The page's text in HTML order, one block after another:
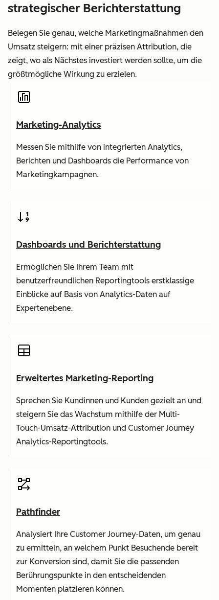
strategischer Berichterstattung
Belegen Sie genau, welche Marketingmaßnahmen den
Umsatz steigern: mit einer präzisen Attribution, die
zeigt, wo als Nächstes investiert werden sollte, um die
größtmögliche Wirkung zu erzielen.
Marketing-Analytics
Messen Sie mithilfe von integrierten Analytics,
Berichten und Dashboards die Performance von
Marketingkampagnen.
Dashboards und Berichterstattung
Ermöglichen Sie Ihrem Team mit
benutzerfreundlichen Reportingtools erstklassige
Einblicke auf Basis von Analytics-Daten auf
Expertenebene.
Erweitertes Marketing-Reporting
Sprechen Sie Kundinnen und Kunden gezielt an und
steigern Sie das Wachstum mithilfe der Multi-
Touch-Umsatz-Attribution und Customer Journey
Analytics-Reportingtools.
Pathfinder
Analysiert Ihre Customer Journey-Daten, um genau
zu ermitteln, an welchem Punkt Besuchende bereit
zur Konversion sind, damit Sie die passenden
Berührungspunkte in den entscheidenden
Momenten platzieren können.